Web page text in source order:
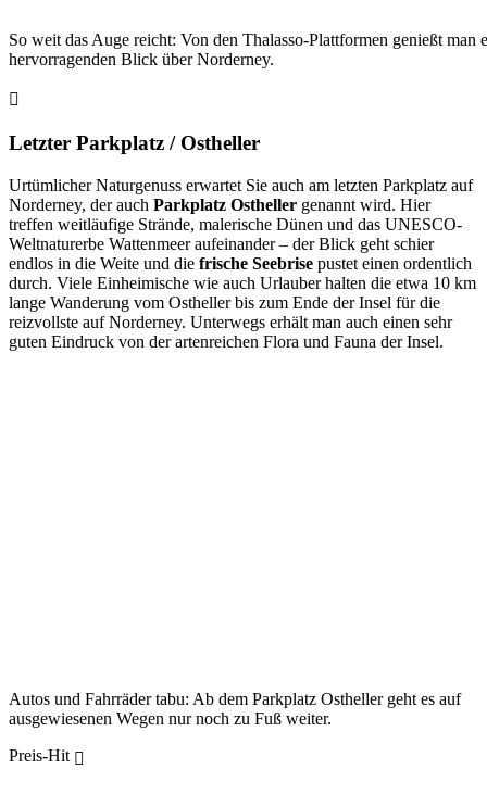
So weit das Auge reicht: Von den Thalasso-Plattformen genießt man
hervorragenden Blick über Norderney.
Letzter Parkplatz / Ostheller
Urtümlicher Naturgenuss erwartet Sie auch am letzten Parkplatz auf
Norderney, der auch Parkplatz Ostheller genannt wird. Hier
treffen weitläufige Strände, malerische Dünen und das UNESCO-
Weltnaturerbe Wattenmeer aufeinander – der Blick geht schier
endlos in die Weite und die frische Seebrise pustet einen ordentlich
durch. Viele Einheimische wie auch Urlauber halten die etwa 10 km
lange Wanderung vom Ostheller bis zum Ende der Insel für die
reizvollste auf Norderney. Unterwegs erhält man auch einen sehr
guten Eindruck von der artenreichen Flora und Fauna der Insel.
Autos und Fahrräder tabu: Ab dem Parkplatz Ostheller geht es auf
ausgewiesenen Wegen nur noch zu Fuß weiter.
Preis-Hit